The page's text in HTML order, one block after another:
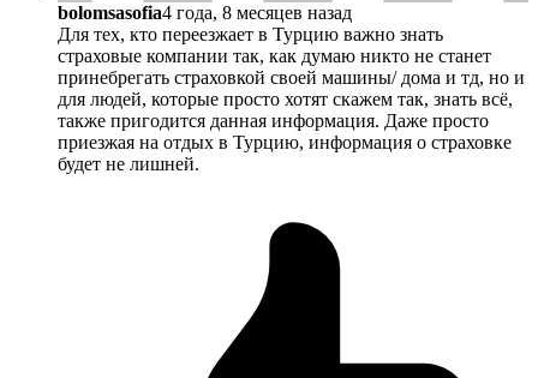
bolomsasofia4 года, 8 месяцев назад
Для тех, кто переезжает в Турцию важно знать
страховые компании так, как думаю никто не станет
принебрегать страховкой своей машины/ дома и тд, но и
для людей, которые просто хотят скажем так, знать всё,
также пригодится данная информация. Даже просто
приезжая на отдых в Турцию, информация о страховке
будет не лишней.